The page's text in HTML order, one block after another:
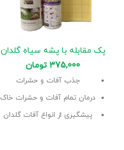
پک مقابله با پشه سیاه گلدان
375,000 تومان
جذب آفات و حشرات
درمان تمام آفات و حشرات خاک
پیشگیری از انواع آفات گلدان